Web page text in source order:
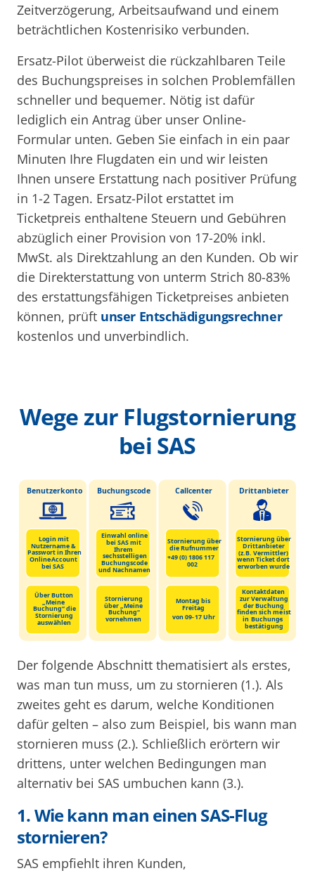
Zeitverzögerung, Arbeitsaufwand und einem
beträchtlichen Kostenrisiko verbunden.
Ersatz-Pilot überweist die rückzahlbaren Teile
des Buchungspreises in solchen Problemfällen
schneller und bequemer. Nötig ist dafür
lediglich ein Antrag über unser Online-
Formular unten. Geben Sie einfach in ein paar
Minuten Ihre Flugdaten ein und wir leisten
Ihnen unsere Erstattung nach positiver Prüfung
in 1-2 Tagen. Ersatz-Pilot erstattet im
Ticketpreis enthaltene Steuern und Gebühren
abzüglich einer Provision von 17-20% inkl.
MwSt. als Direktzahlung an den Kunden. Ob wir
die Direkterstattung von unterm Strich 80-83%
des erstattungsfähigen Ticketpreises anbieten
können, prüft unser Entschädigungsrechner
kostenlos und unverbindlich.
Wege zur Flugstornierung
bei SAS
Der folgende Abschnitt thematisiert als erstes,
was man tun muss, um zu stornieren (1.). Als
zweites geht es darum, welche Konditionen
dafür gelten – also zum Beispiel, bis wann man
stornieren muss (2.). Schließlich erörtern wir
drittens, unter welchen Bedingungen man
alternativ bei SAS umbuchen kann (3.).
1. Wie kann man einen SAS-Flug
stornieren?
SAS empfiehlt ihren Kunden,